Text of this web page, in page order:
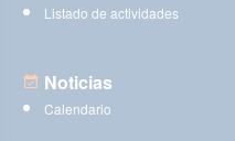
Listado de actividades
Noticias
Calendario